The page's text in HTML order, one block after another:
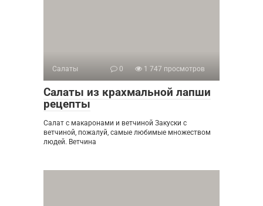
Салаты 0 1 747 просмотров
Салаты из крахмальной лапши
рецепты
Салат с макаронами и ветчиной Закуски с
ветчиной, пожалуй, самые любимые множеством
людей. Ветчина